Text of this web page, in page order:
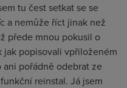
tu čest setkat se se
a nemůže říct jinak než
přede mnou pokusil o
jak popisovali vpřiloženém
pořádně odebrat ze
reinstal. Já jsem